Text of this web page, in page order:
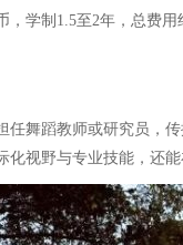
学制1.5至2年，总费
舞蹈教师或研究员
视野与专业技能，还